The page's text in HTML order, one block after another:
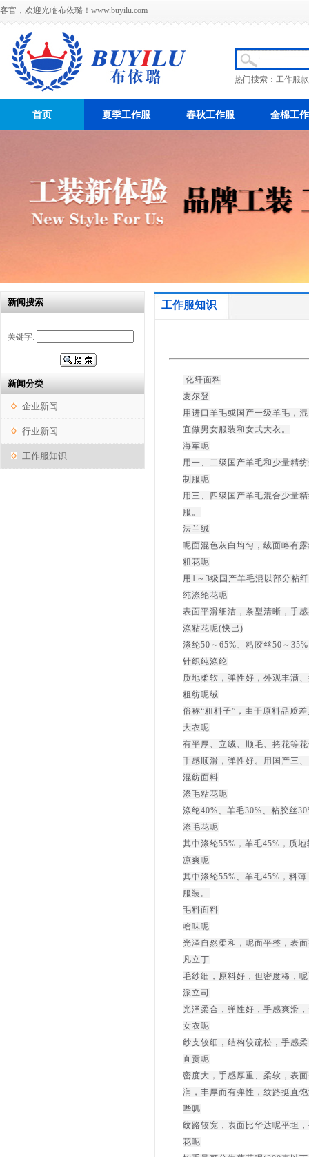
客官，欢迎光临布依璐！ www.buyilu.com
热门搜索： 工作服
首页 夏季工作服 春秋工作服 全棉工
新闻搜索
关键字:
新闻分类
企业新闻
行业新闻
工作服知识
工作服知识
化纤面料
麦尔登
用进口羊毛或国产一级羊毛，
宜做男女服装和女式大衣。
海军呢
用一、二级国产羊毛和少量精
制服呢
用三、四级国产羊毛混合少量
服。
法兰绒
呢面混色灰白均匀，绒面略有
粗花呢
用1～3级国产羊毛混以部分粘
纯涤纶花呢
表面平滑细洁，条型清晰，手
涤粘花呢(快巴)
涤纶50～65%、粘胶丝50～
针织纯涤纶
质地柔软，弹性好，外观丰满
粗纺呢绒
俗称“粗料子”，由于原料品质
大衣呢
有平厚、立绒、顺毛、拷花等
手感顺滑，弹性好。用国产三
混纺面料
涤毛粘花呢
涤纶40%、羊毛30%、粘胶丝
涤毛花呢
其中涤纶55%，羊毛45%，质
凉爽呢
其中涤纶55%、羊毛45%，料
服装。
毛料面料
啥味呢
光泽自然柔和，呢面平整，表
凡立丁
毛纱细，原料好，但密度稀，
派立司
光泽柔合，弹性好，手感爽滑
女衣呢
纱支较细，结构较疏松，手感
直贡呢
密度大，手感厚重、柔软，表
润，丰厚而有弹性，纹路挺直
哔叽
纹路较宽，表面比华达呢平坦
花呢